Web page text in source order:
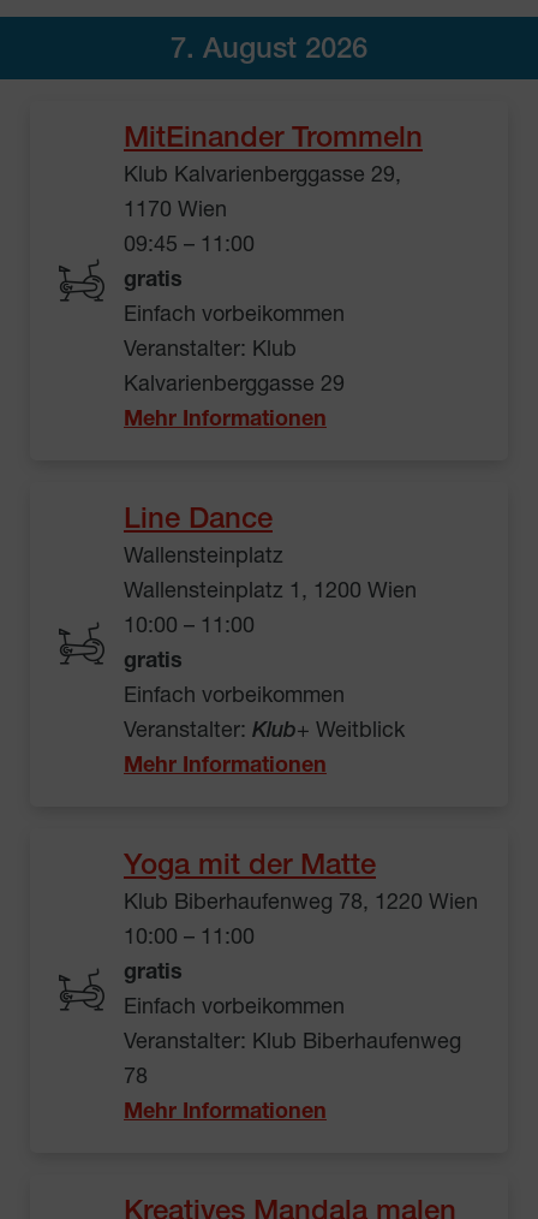
7. August 2026
MitEinander Trommeln
Klub Kalvarienberggasse 29,
1170 Wien
09:45 – 11:00
gratis
Einfach vorbeikommen
Veranstalter: Klub
Kalvarienberggasse 29
Mehr Informationen
Line Dance
Wallensteinplatz
Wallensteinplatz 1, 1200 Wien
10:00 – 11:00
gratis
Einfach vorbeikommen
Veranstalter: Klub+ Weitblick
Mehr Informationen
Yoga mit der Matte
Klub Biberhaufenweg 78, 1220 Wien
10:00 – 11:00
gratis
Einfach vorbeikommen
Veranstalter: Klub Biberhaufenweg
78
Mehr Informationen